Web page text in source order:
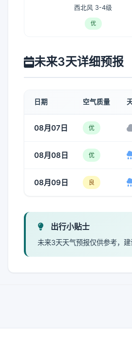
西北风 3-4级
优
未来3天详细预报
日期 空气质量
08月07日 优
08月08日 优
08月09日 良
出行小贴士
未来3天天气预报仅供参考，